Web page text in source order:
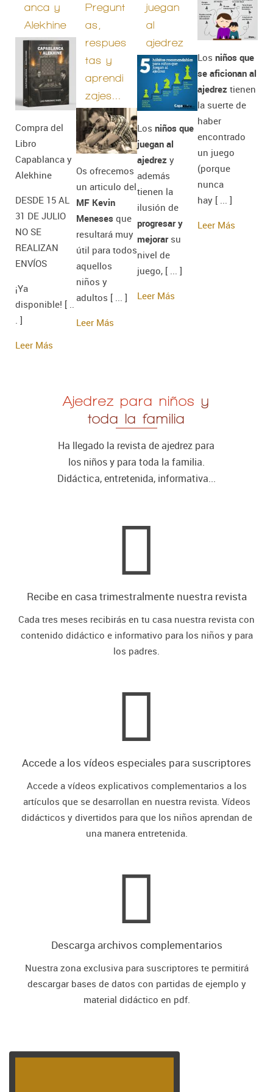
anca y
Alekhine
Compra del
Libro
Capablanca y
Alekhine
DESDE 15 AL
31 DE JULIO
NO SE
REALIZAN
ENVÍOS
¡Ya
disponible! [ ..
. ]
Leer Más
Pregunt
as,
respues
tas y
aprendi
zajes...
Os ofrecemos
un articulo del
MF Kevin
Meneses que
resultará muy
útil para todos
aquellos
niños y
adultos [ ... ]
Leer Más
juegan
al
ajedrez
Los niños que
juegan al
ajedrez y
además
tienen la
ilusión de
progresar y
mejorarsu
nivel de
juego, [ ... ]
Leer Más
Los niños que
se aficionan al
ajedrez tienen
la suerte de
haber
encontrado
un juego
(porque
nunca
hay [ ... ]
Leer Más
Ajedrez para niños y
toda la familia
Ha llegado la revista de ajedrez para
los niños y para toda la familia.
Didáctica, entretenida, informativa...
Recibe en casa trimestralmente nuestra revista
Cada tres meses recibirás en tu casa nuestra revista con
contenido didáctico e informativo para los niños y para
los padres.
Accede a los vídeos especiales para suscriptores
Accede a vídeos explicativos complementarios a los
artículos que se desarrollan en nuestra revista. Vídeos
didácticos y divertidos para que los niños aprendan de
una manera entretenida.
Descarga archivos complementarios
Nuestra zona exclusiva para suscriptores te permitirá
descargar bases de datos con partidas de ejemplo y
material didáctico en pdf.